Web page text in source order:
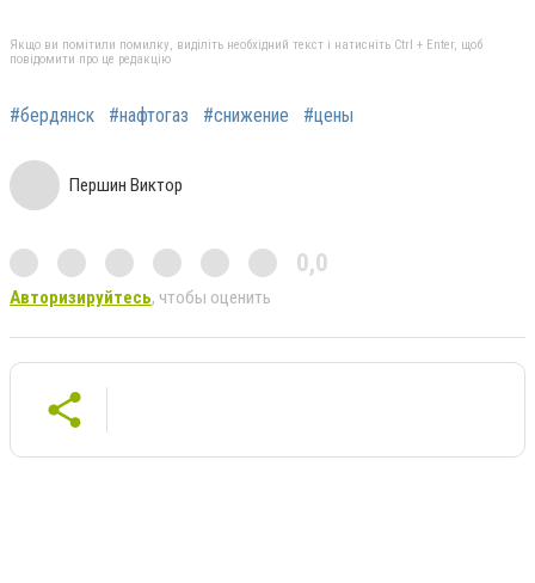
Якщо ви помітили помилку, виділіть необхідний текст і натисніть Ctrl + Enter, щоб
повідомити про це редакцію
#бердянск #нафтогаз #снижение #цены
Першин Виктор
0,0
Авторизируйтесь, чтобы оценить